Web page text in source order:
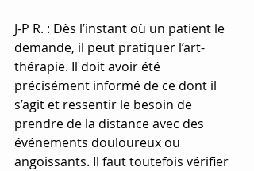
J-P R. : Dès l’instant où un patient le
demande, il peut pratiquer l’art-
thérapie. Il doit avoir été
précisément informé de ce dont il
s’agit et ressentir le besoin de
prendre de la distance avec des
événements douloureux ou
angoissants. Il faut toutefois vérifier